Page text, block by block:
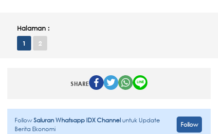
Halaman :
1 2
SHARE
FollowSaluran Whatsapp IDX Channeluntuk Update
Berita Ekonomi
Follow